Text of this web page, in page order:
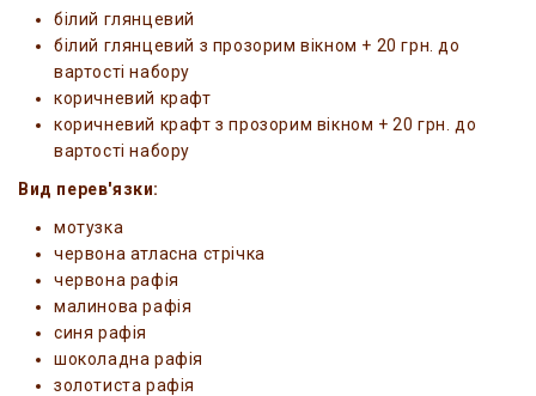
білий глянцевий
білий глянцевий з прозорим вікном + 20 грн. до
вартості набору
коричневий крафт
коричневий крафт з прозорим вікном + 20 грн. до
вартості набору
Вид перев'язки:
мотузка
червона атласна стрічка
червона рафія
малинова рафія
синя рафія
шоколадна рафія
золотиста рафія